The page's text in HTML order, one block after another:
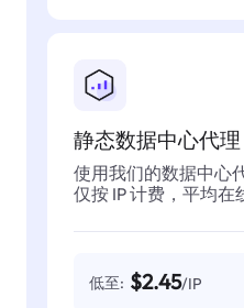
静态数据中心代理
使用我们的数据中心
仅按 IP 计费，平均在
低至: $2.45/IP